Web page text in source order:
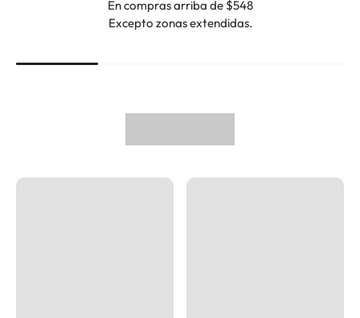
En compras arriba de $548
Excepto zonas extendidas.